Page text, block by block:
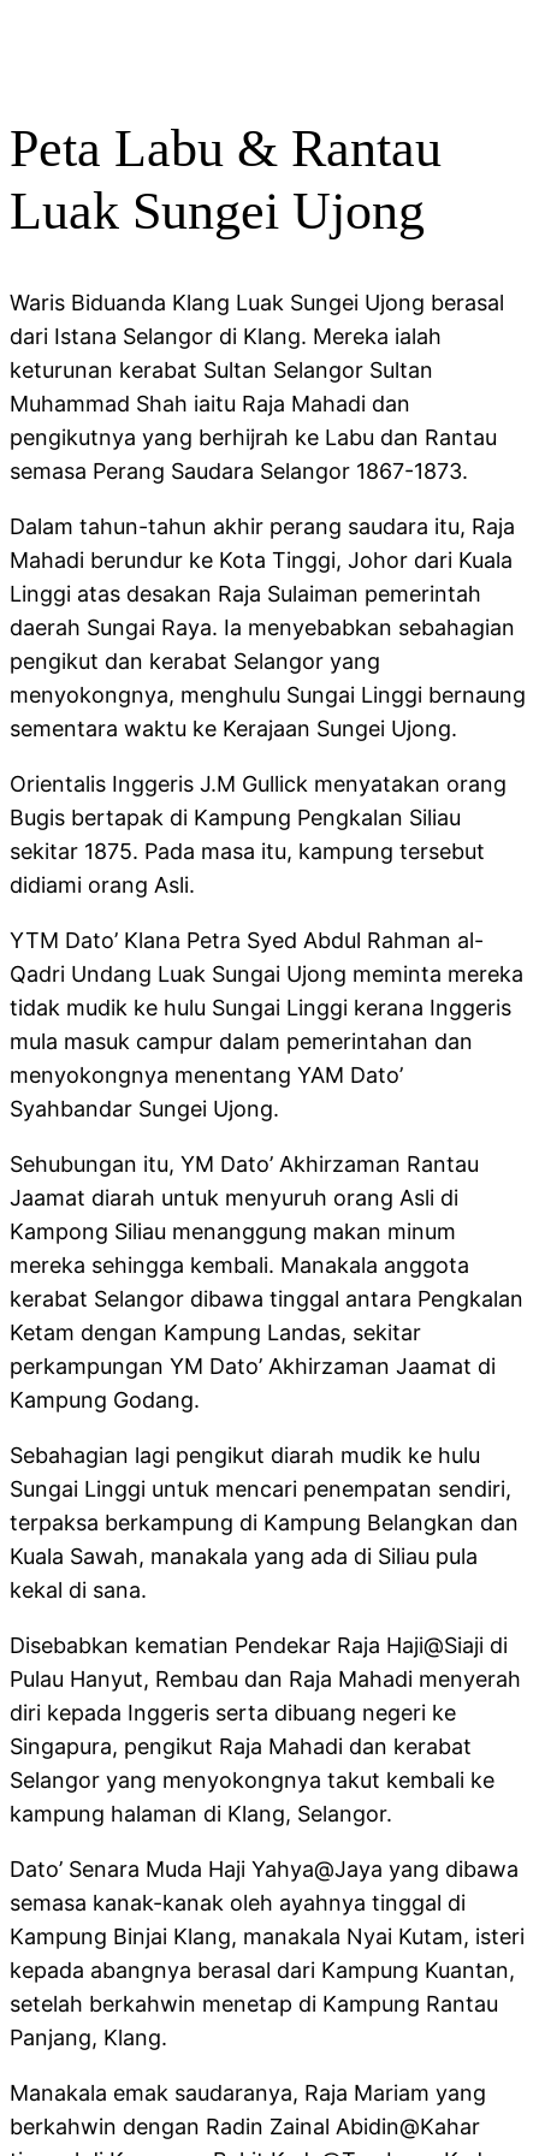
Peta Labu & Rantau
Luak Sungei Ujong
Waris Biduanda Klang Luak Sungei Ujong berasal
dari Istana Selangor di Klang. Mereka ialah
keturunan kerabat Sultan Selangor Sultan
Muhammad Shah iaitu Raja Mahadi dan
pengikutnya yang berhijrah ke Labu dan Rantau
semasa Perang Saudara Selangor 1867-1873.
Dalam tahun-tahun akhir perang saudara itu, Raja
Mahadi berundur ke Kota Tinggi, Johor dari Kuala
Linggi atas desakan Raja Sulaiman pemerintah
daerah Sungai Raya. Ia menyebabkan sebahagian
pengikut dan kerabat Selangor yang
menyokongnya, menghulu Sungai Linggi bernaung
sementara waktu ke Kerajaan Sungei Ujong.
Orientalis Inggeris J.M Gullick menyatakan orang
Bugis bertapak di Kampung Pengkalan Siliau
sekitar 1875. Pada masa itu, kampung tersebut
didiami orang Asli.
YTM Dato’ Klana Petra Syed Abdul Rahman al-
Qadri Undang Luak Sungai Ujong meminta mereka
tidak mudik ke hulu Sungai Linggi kerana Inggeris
mula masuk campur dalam pemerintahan dan
menyokongnya menentang YAM Dato’
Syahbandar Sungei Ujong.
Sehubungan itu, YM Dato’ Akhirzaman Rantau
Jaamat diarah untuk menyuruh orang Asli di
Kampong Siliau menanggung makan minum
mereka sehingga kembali. Manakala anggota
kerabat Selangor dibawa tinggal antara Pengkalan
Ketam dengan Kampung Landas, sekitar
perkampungan YM Dato’ Akhirzaman Jaamat di
Kampung Godang.
Sebahagian lagi pengikut diarah mudik ke hulu
Sungai Linggi untuk mencari penempatan sendiri,
terpaksa berkampung di Kampung Belangkan dan
Kuala Sawah, manakala yang ada di Siliau pula
kekal di sana.
Disebabkan kematian Pendekar Raja Haji@Siaji di
Pulau Hanyut, Rembau dan Raja Mahadi menyerah
diri kepada Inggeris serta dibuang negeri ke
Singapura, pengikut Raja Mahadi dan kerabat
Selangor yang menyokongnya takut kembali ke
kampung halaman di Klang, Selangor.
Dato’ Senara Muda Haji Yahya@Jaya yang dibawa
semasa kanak-kanak oleh ayahnya tinggal di
Kampung Binjai Klang, manakala Nyai Kutam, isteri
kepada abangnya berasal dari Kampung Kuantan,
setelah berkahwin menetap di Kampung Rantau
Panjang, Klang.
Manakala emak saudaranya, Raja Mariam yang
berkahwin dengan Radin Zainal Abidin@Kahar